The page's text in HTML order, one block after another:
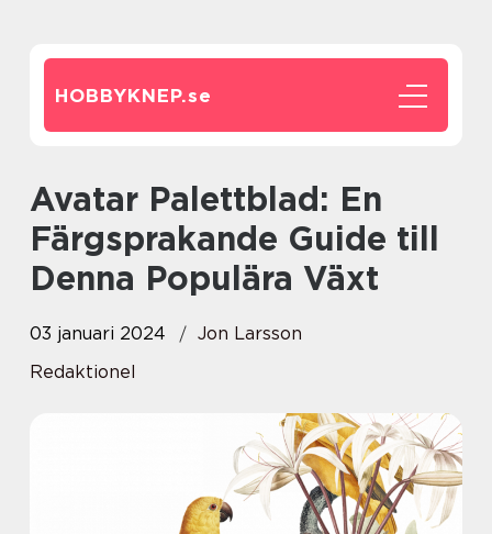
HOBBYKNEP.se
Avatar Palettblad: En
Färgsprakande Guide till
Denna Populära Växt
03 januari 2024
Jon Larsson
Redaktionel